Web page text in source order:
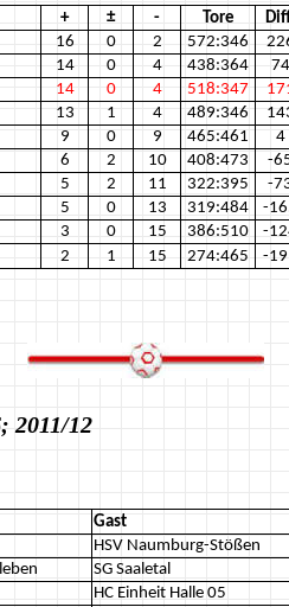
+ ± - Tore
16 0 2 572:346
14 0 4 438:364
74
14 0 4 518:347
13 1 4 489:346
9 0 9 465:461
4
6 2 10 408:473
-
5 2 11 322:395
-
5 0 13 319:484
-
3 0 15 386:510
-
2 1 15 274:465 -
2011/12
Gast
HSV Naumburg-Stößen
SG Saaletal
HC Einheit Halle 05